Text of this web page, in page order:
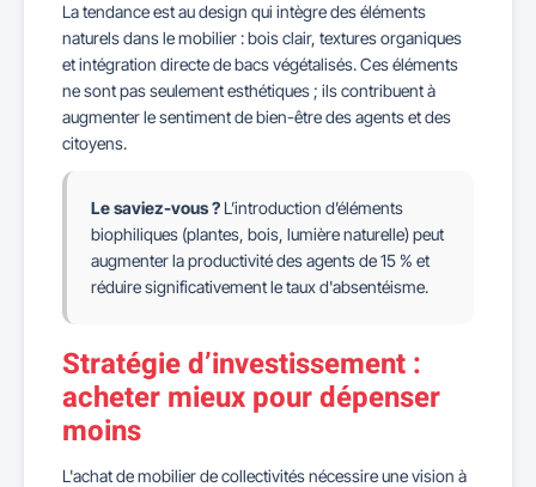
La tendance est au design qui intègre des éléments
naturels dans le mobilier : bois clair, textures organiques
et intégration directe de bacs végétalisés. Ces éléments
ne sont pas seulement esthétiques ; ils contribuent à
augmenter le sentiment de bien-être des agents et des
citoyens.
Le saviez-vous ? L’introduction d’éléments
biophiliques (plantes, bois, lumière naturelle) peut
augmenter la productivité des agents de 15 % et
réduire significativement le taux d'absentéisme.
Stratégie d’investissement :
acheter mieux pour dépenser
moins
L'achat de mobilier de collectivités nécessire une vision à